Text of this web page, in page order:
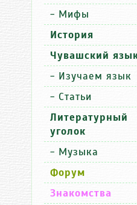
- Мифы
История
Чувашский
- Изучаем язык
- Статьи
Литературный
уголок
- Музыка
Форум
Знакомства